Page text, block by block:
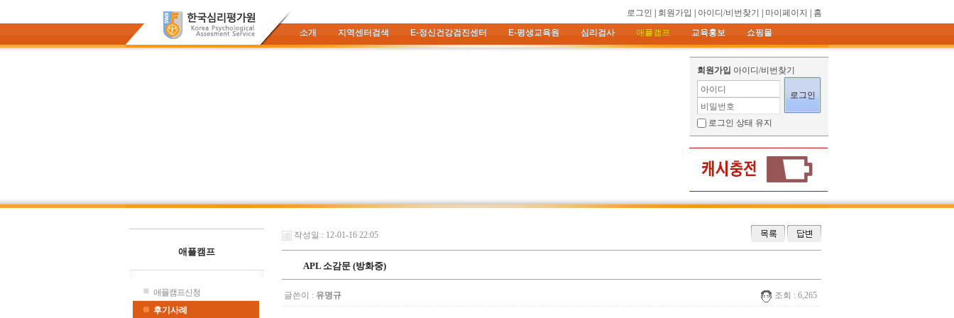
소개 지역센터검색 E-정신건강검진센터 E-평생교육원 심리검사 애플캠프 교육홍보 쇼핑몰
로그인 회원가입 아이디/비번찾기 마이페이지 홈
회원가입 아이디/비번찾기
아이디
비밀번호
로그인 상태 유지
애플캠프
애플캠프신청
후기사례
작성일 : 12-01-16 22:05
APL 소감문 (방화중)
글쓴이 : 유명규 조회 : 6,265